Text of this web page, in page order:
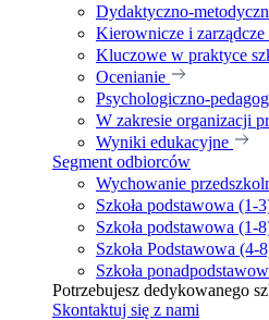
Dydaktyczno-
Kierownicze i zarządcze
Kluczowe w praktyce
Ocenianie
Psychologiczno-
W zakresie organizacji
Wyniki edukacyjne
Segment odbiorców
Wychowanie
Szkoła podstawowa (1-
Szkoła podstawowa (1-
Szkoła Podstawowa (4-
Szkoła
Potrzebujesz dedykowanego
Skontaktuj się z nami